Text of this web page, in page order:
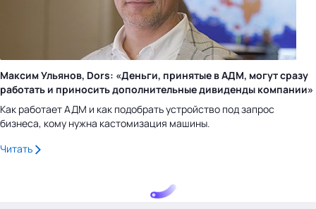
Максим Ульянов, Dors: «Деньги, принятые в АДМ, могут сразу
работать и приносить дополнительные дивиденды компании»
Как работает АДМ и как подобрать устройство под запрос
бизнеса, кому нужна кастомизация машины.
Читать